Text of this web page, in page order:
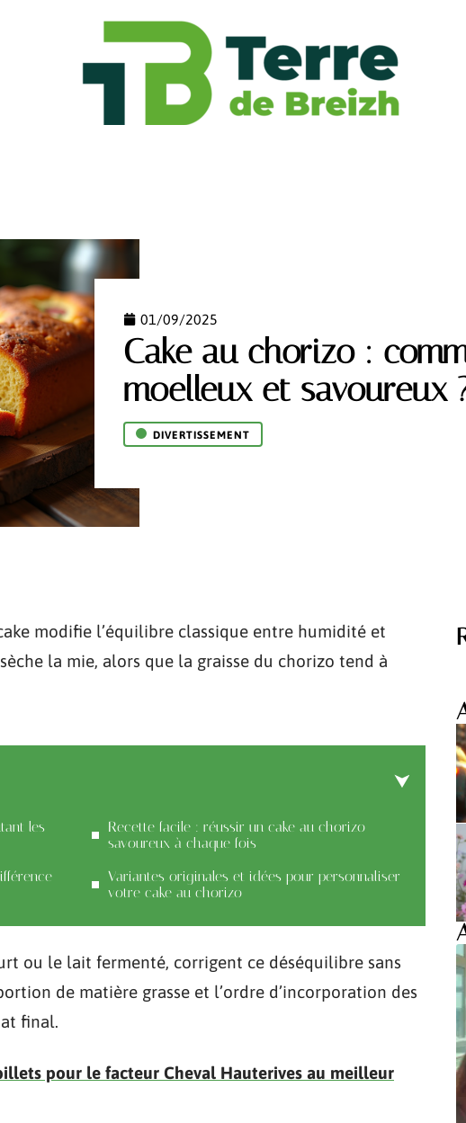
01/09/2025
Cake au chorizo :
moelleux et savoureux
DIVERTISSEMENT
modifie l’équilibre classique entre humidité et
la mie, alors que la graisse du chorizo tend à
les
Recette facile : réussir un cake au chorizo
savoureux à chaque fois
Variantes originales et idées pour personnaliser
votre cake au chorizo
ou le lait fermenté, corrigent ce déséquilibre sans
de matière grasse et l’ordre d’incorporation des
final.
pour le facteur Cheval Hauterives au meilleur